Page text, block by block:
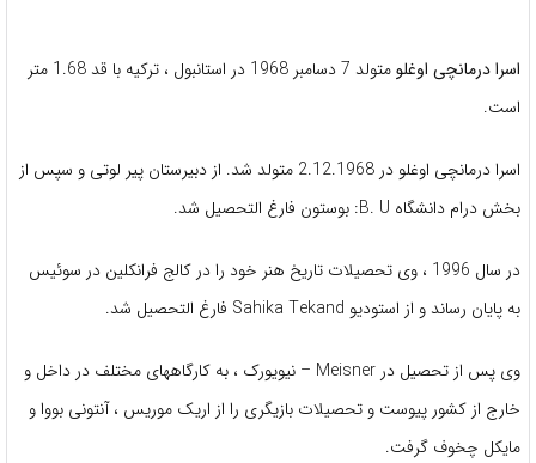
اسرا درمانچی اوغلو
متولد 7 دسامبر 1968 در استانبول ، ترکیه با قد 1.68 متر
است.
اسرا درمانچی اوغلو در 2.12.1968 متولد شد. از دبیرستان پیر لوتی و سپس از
بخش درام دانشگاه B. U: بوستون فارغ التحصیل شد.
در سال 1996 ، وی تحصیلات تاریخ هنر خود را در کالج فرانکلین در سوئیس
به پایان رساند و از استودیو Sahika Tekand فارغ التحصیل شد.
وی پس از تحصیل در Meisner – نیویورک ، به کارگاههای مختلف در داخل و
خارج از کشور پیوست و تحصیلات بازیگری را از اریک موریس ، آنتونی بووا و
مایکل چخوف گرفت.